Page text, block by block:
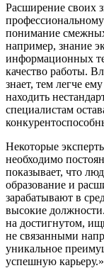
Расширение своих
понимание
например, знание
информационных
качество работы.
знает, тем легче
находить
специалистам
Некоторые
необходимо
показывает, что
образование и
зарабатывают в
высокие
на достигнутом,
не связанными
уникальное
успешную карьеру.»